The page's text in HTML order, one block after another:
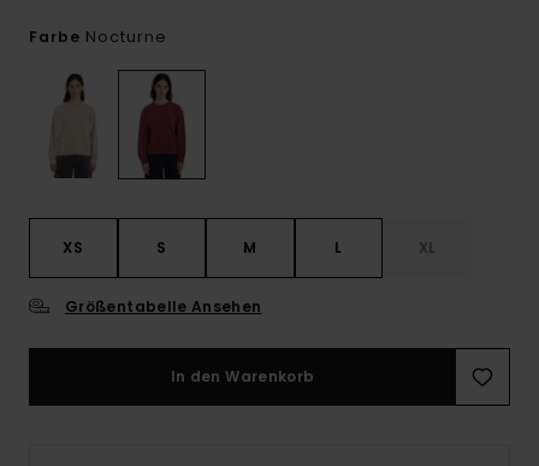
Farbe Nocturne
XS S M L XL
Größentabelle Ansehen
In den Warenkorb